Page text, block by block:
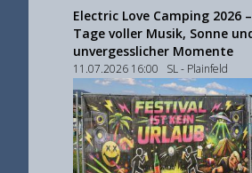
Electric Love Camping 2026
Tage voller Musik, Sonne
unvergesslicher Momente
11.07.2026 16:00 SL - Plainfeld